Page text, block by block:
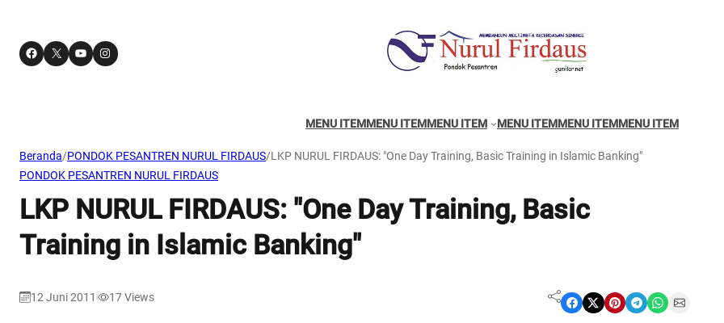
Facebook X YouTube Instagram
MENU ITEMMENU ITEMMENU ITEM MENU ITEMMENU ITEMMENU ITEM
Beranda/PONDOK PESANTREN NURUL FIRDAUS/LKP NURUL FIRDAUS: "One Day Training, Basic Training in Islamic Banking"
PONDOK PESANTREN NURUL FIRDAUS
LKP NURUL FIRDAUS: "One Day Training, Basic
Training in Islamic Banking"
12 Juni 2011 17Views Share on Facebook Share on X Share on Pinterest Share on Telegram Share on WhatsApp Share on Email